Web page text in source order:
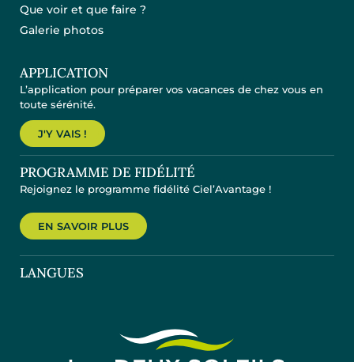
Que voir et que faire ?
Galerie photos
APPLICATION
L’application pour préparer vos vacances de chez vous en
toute sérénité.
J'Y VAIS !
PROGRAMME DE FIDÉLITÉ
Rejoignez le programme fidélité Ciel’Avantage !
EN SAVOIR PLUS
LANGUES